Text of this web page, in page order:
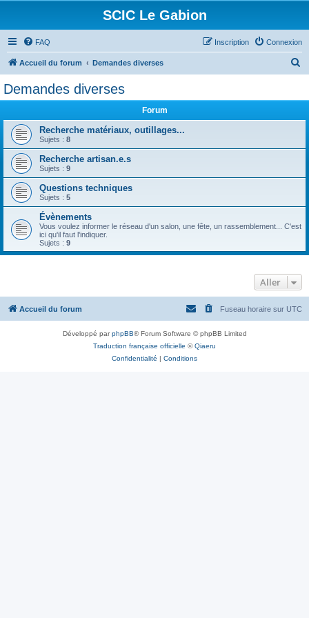
SCIC Le Gabion
FAQ Connexion
Inscription
Accueil du forum Demandes diverses
h
Demandes diverses
Forum
Recherche matériaux, outillages...
Sujets : 8
Recherche artisan.e.s
Sujets : 9
Questions techniques
Sujets : 5
Évènements
Vous voulez informer le réseau d'un salon, une fête, un rassemblement... C'est
ici qu'il faut l'indiquer.
Sujets : 9
Aller
Accueil du forum Fuseau horaire sur UTC
Développé parphpBB® Forum Software © phpBB Limited
Traduction française officielle ©Qiaeru
Confidentialité | Conditions